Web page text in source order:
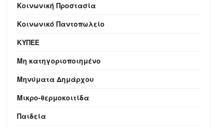
Κοινωνική Προστασία
Κοινωνικό Παντοπωλείο
ΚΥΠΕΕ
Μη κατηγοριοποιημένο
Μηνύματα Δημάρχου
Μικρο-θερμοκοιτίδα
Παιδεία